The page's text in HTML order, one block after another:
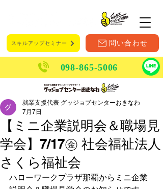
スキルアップセミナー 問い合わせ
098-865-5006
【ミニ企業説明会＆職場見
学会】7/17㊎ 社会福祉法人
さくら福祉会
就業支援代表 グッジョブセンターおきなわ
7月7日
ハローワークプラザ那覇からミニ企業